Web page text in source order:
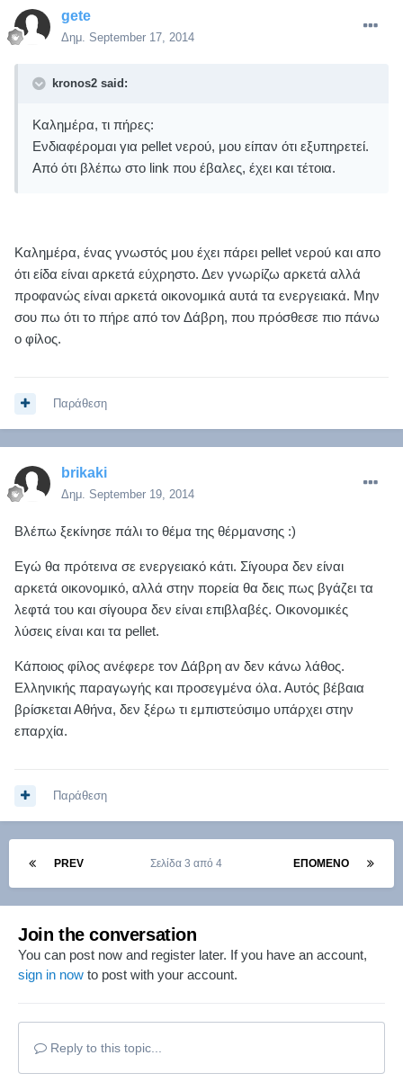
gete
Δημ. September 17, 2014
kronos2 said:
Καλημέρα, τι πήρες:
Ενδιαφέρομαι για pellet νερού, μου είπαν ότι εξυπηρετεί.
Από ότι βλέπω στο link που έβαλες, έχει και τέτοια.
Καλημέρα, ένας γνωστός μου έχει πάρει pellet νερού και απο
ότι είδα είναι αρκετά εύχρηστο. Δεν γνωρίζω αρκετά αλλά
προφανώς είναι αρκετά οικονομικά αυτά τα ενεργειακά. Μην
σου πω ότι το πήρε από τον Δάβρη, που πρόσθεσε πιο πάνω
ο φίλος.
Παράθεση
brikaki
Δημ. September 19, 2014
Βλέπω ξεκίνησε πάλι το θέμα της θέρμανσης :)
Εγώ θα πρότεινα σε ενεργειακό κάτι. Σίγουρα δεν είναι
αρκετά οικονομικό, αλλά στην πορεία θα δεις πως βγάζει τα
λεφτά του και σίγουρα δεν είναι επιβλαβές. Οικονομικές
λύσεις είναι και τα pellet.
Κάποιος φίλος ανέφερε τον Δάβρη αν δεν κάνω λάθος.
Ελληνικής παραγωγής και προσεγμένα όλα. Αυτός βέβαια
βρίσκεται Αθήνα, δεν ξέρω τι εμπιστεύσιμο υπάρχει στην
επαρχία.
Παράθεση
PREV ΕΠΌΜΕΝΟ
Σελίδα 3 από 4
Join the conversation
You can post now and register later. If you have an account,
sign in now to post with your account.
Reply to this topic...